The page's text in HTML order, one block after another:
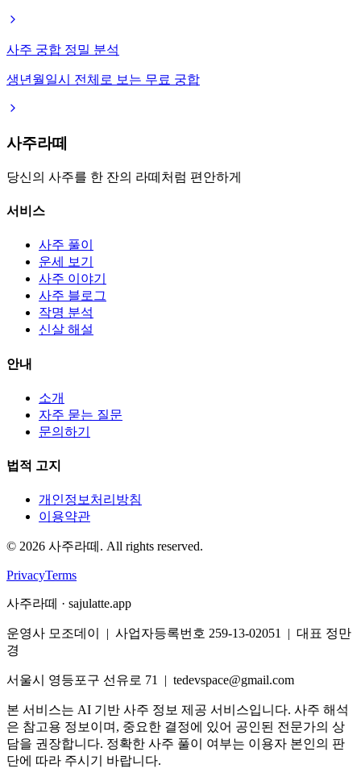
사주 궁합 정밀 분석
생년월일시 전체로 보는 무료 궁합
사주라떼
당신의 사주를 한 잔의 라떼처럼 편안하게
서비스
사주 풀이
운세 보기
사주 이야기
사주 블로그
작명 분석
신살 해설
안내
소개
자주 묻는 질문
문의하기
법적 고지
개인정보처리방침
이용약관
© 2026 사주라떼. All rights reserved.
PrivacyTerms
사주라떼 · sajulatte.app
운영사 모조데이 | 사업자등록번호 259-13-02051 | 대표 정만
경
서울시 영등포구 선유로 71 | tedevspace@gmail.com
본 서비스는 AI 기반 사주 정보 제공 서비스입니다. 사주 해석
은 참고용 정보이며, 중요한 결정에 있어 공인된 전문가의 상
담을 권장합니다. 정확한 사주 풀이 여부는 이용자 본인의 판
단에 따라 주시기 바랍니다.